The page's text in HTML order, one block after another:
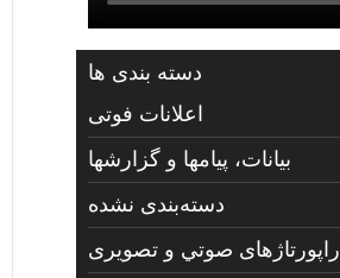
دسته بندی ها
اعلانات فوتی
بیانات، پیامها و گزارشها
دسته‌بندی نشده
راپورتاژهای صوتي و تصويری